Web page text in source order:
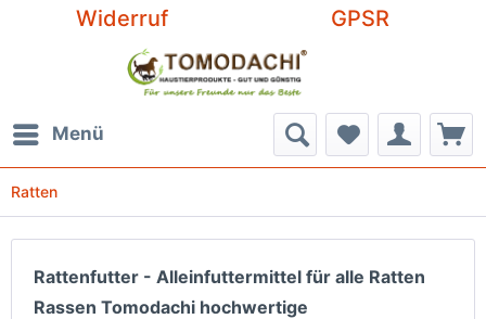
Widerruf GPSR
Menü
Ratten
Rattenfutter - Alleinfuttermittel für alle Ratten
Rassen Tomodachi hochwertige